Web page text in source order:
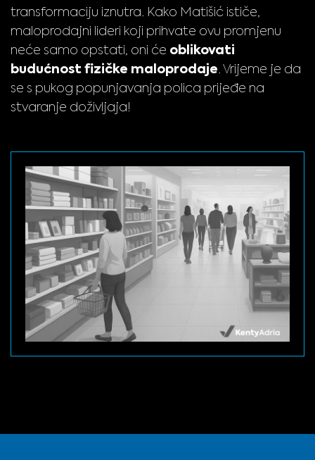
transformaciju iznutra. Kako Matišić ističe,
maloprodajni lideri koji prihvate ovu promjenu
neće samo opstati, oni će oblikovati
budućnost fizičke maloprodaje. Vrijeme je da
se s pukog popunjavanja polica prijeđe na
stvaranje doživljaja!